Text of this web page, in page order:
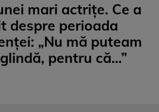
mari actrițe. Ce a
despre perioada
„Nu mă puteam
pentru că…”